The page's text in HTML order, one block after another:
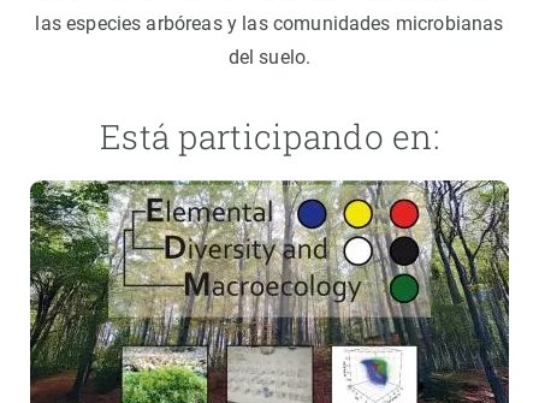
las especies arbóreas y las comunidades microbianas
del suelo.
Está participando en: